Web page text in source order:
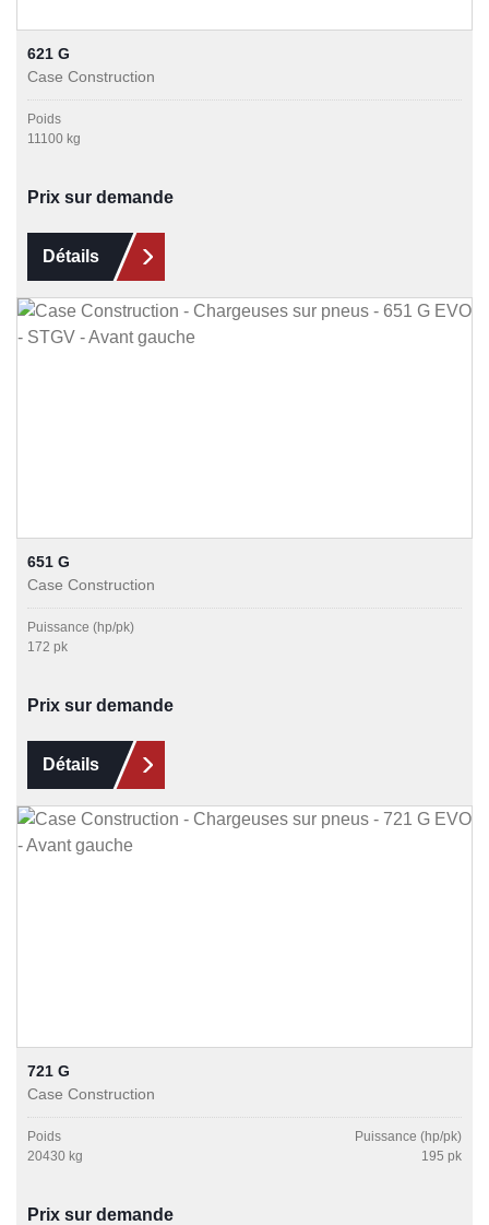
621 G
Case Construction
Poids
11100 kg
Prix sur demande
Détails
651 G
Case Construction
Puissance (hp/pk)
172 pk
Prix sur demande
Détails
721 G
Case Construction
Poids
20430 kg
Puissance (hp/pk)
195 pk
Prix sur demande